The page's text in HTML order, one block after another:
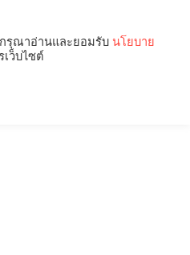
กรุณาอ่านและยอมรับ นโยบาย
เว็บไซต์